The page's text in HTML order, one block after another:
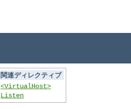
関連ディレクティブ
<VirtualHost>
Listen